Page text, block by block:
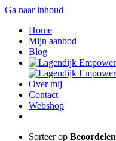
Ga naar inhoud
Home
Mijn aanbod
Blog
Over mij
Contact
Webshop
Sorteer op Beoordelen